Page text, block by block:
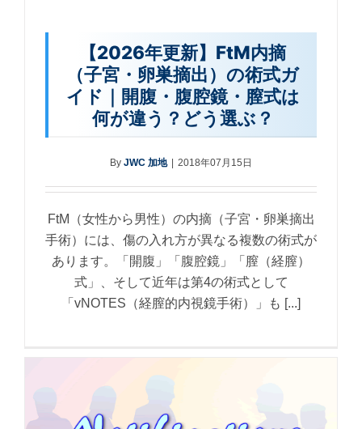
【2026年更新】FtM内摘
（子宮・卵巣摘出）の術式ガ
イド｜開腹・腹腔鏡・膣式は
何が違う？どう選ぶ？
By JWC 加地 2018年07月15日
FtM（女性から男性）の内摘（子宮・卵巣摘出
手術）には、傷の入れ方が異なる複数の術式が
あります。「開腹」「腹腔鏡」「膣（経膣）
式」、そして近年は第4の術式として
「vNOTES（経膣的内視鏡手術）」も [...]